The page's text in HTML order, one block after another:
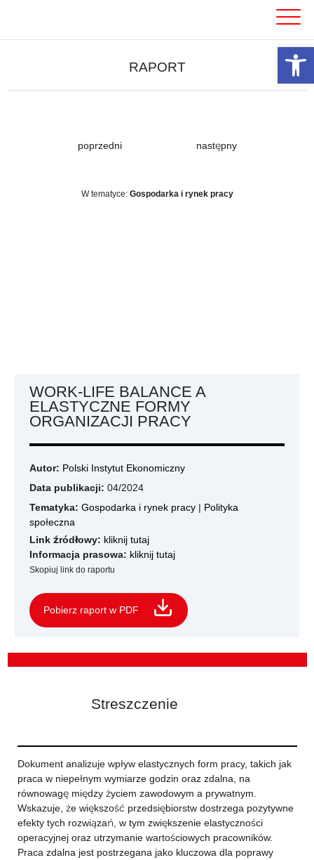
RAPORT
poprzedni następny
W tematyce: Gospodarka i rynek pracy
WORK-LIFE BALANCE A
ELASTYCZNE FORMY
ORGANIZACJI PRACY
Autor: Polski Instytut Ekonomiczny
Data publikacji: 04/2024
Tematyka: Gospodarka i rynek pracy | Polityka
społeczna
Link źródłowy: kliknij tutaj
Informacja prasowa: kliknij tutaj
Skopiuj link do raportu
Pobierz raport w PDF
Streszczenie
Dokument analizuje wpływ elastycznych form pracy, takich jak
praca w niepełnym wymiarze godzin oraz zdalna, na
równowagę między życiem zawodowym a prywatnym.
Wskazuje, że większość przedsiębiorstw dostrzega pozytywne
efekty tych rozwiązań, w tym zwiększenie elastyczności
operacyjnej oraz utrzymanie wartościowych pracowników.
Praca zdalna jest postrzegana jako kluczowa dla poprawy